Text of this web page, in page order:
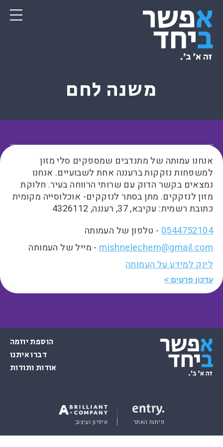
משנה לחם
אנחנו עמותה של מתנדבים שמספקים סלי מזון
למשפחות נזקקות ברעננה אחת לשבועיים. אנחנו
נמצאים בקשר הדוק עם שרותי הרווחה בעיר. חלוקת
מזון לנזקקים. מתן בסתר לנזקקים- אוכלוסייה מקומית
כתובת רשמית: עקיבא, 37, רעננה, 4326112
0544752104 - טלפון של העמותה
mishnelechem@gmail.com - מייל של העמותה
לינק למידע על העמותה
עדכון פרטים
הוספת יוזמה
דברו איתנו
אודות ותודות
פיתוח האתר איפיון ועיצוב